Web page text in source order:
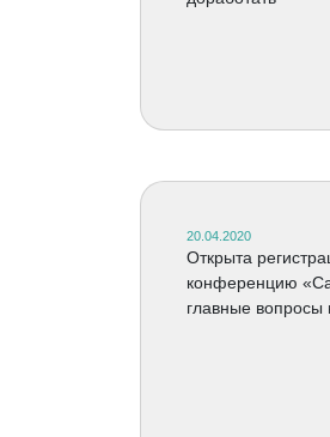
20.04.2020
Открыта
конференцию
главные